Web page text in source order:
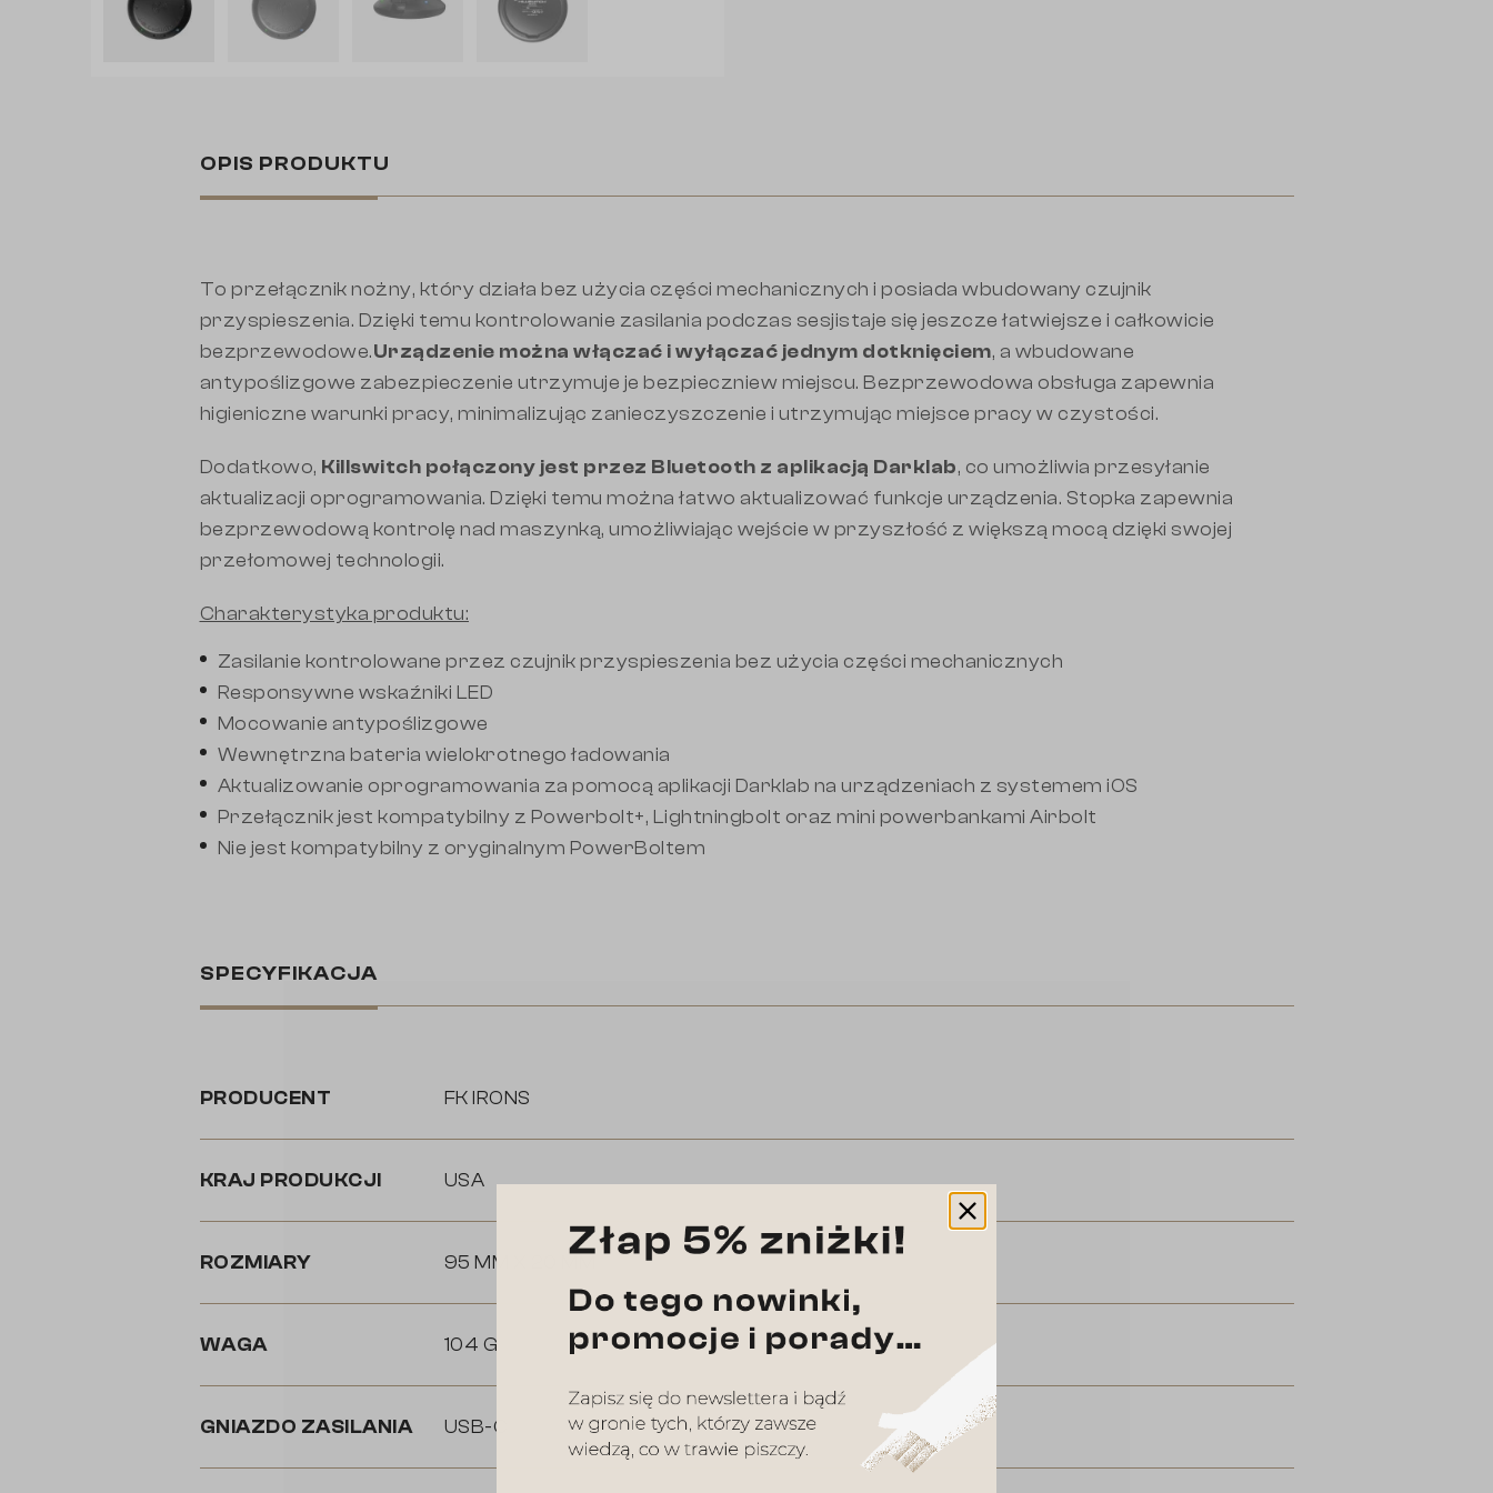
OPIS PRODUKTU
To przełącznik nożny, który działa bez użycia części mechanicznych i posiada wbudowany czujnik
przyspieszenia. Dzięki temu kontrolowanie zasilania podczas sesjistaje się jeszcze łatwiejsze i całkowicie
bezprzewodowe.Urządzenie można włączać i wyłączać jednym dotknięciem, a wbudowane
antypoślizgowe zabezpieczenie utrzymuje je bezpieczniew miejscu. Bezprzewodowa obsługa zapewnia
higieniczne warunki pracy, minimalizując zanieczyszczenie i utrzymując miejsce pracy w czystości.
Dodatkowo, Killswitch połączony jest przez Bluetooth z aplikacją Darklab, co umożliwia przesyłanie
aktualizacji oprogramowania. Dzięki temu można łatwo aktualizować funkcje urządzenia. Stopka zapewnia
bezprzewodową kontrolę nad maszynką, umożliwiając wejście w przyszłość z większą mocą dzięki swojej
przełomowej technologii.
Charakterystyka produktu:
Zasilanie kontrolowane przez czujnik przyspieszenia bez użycia części mechanicznych
Responsywne wskaźniki LED
Mocowanie antypoślizgowe
Wewnętrzna bateria wielokrotnego ładowania
Aktualizowanie oprogramowania za pomocą aplikacji Darklab na urządzeniach z systemem iOS
Przełącznik jest kompatybilny z Powerbolt+, Lightningbolt oraz mini powerbankami Airbolt
Nie jest kompatybilny z oryginalnym PowerBoltem
SPECYFIKACJA
PRODUCENT FK IRONS
KRAJ PRODUKCJI USA
ROZMIARY 95 MM X 20 MM
WAGA 104 G
GNIAZDO ZASILANIA USB-C